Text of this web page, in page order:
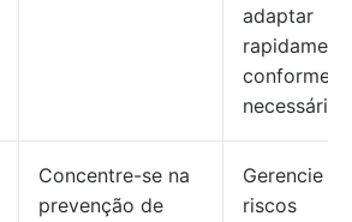
adaptar
conforme
necessário
Concentre-se na
prevenção de
Gerencie os
riscos